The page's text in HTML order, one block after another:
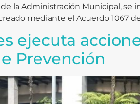
la Administración Municipal, se
mediante el Acuerdo 1067
ejecuta
Prevención